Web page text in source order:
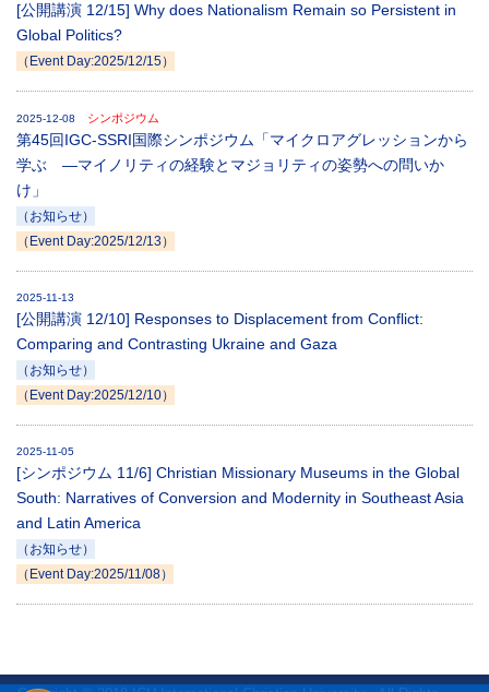
[公開講演 12/15] Why does Nationalism Remain so Persistent in
Global Politics?
（Event Day:2025/12/15）
2025-12-08 シンポジウム
第45回IGC-SSRI国際シンポジウム「マイクロアグレッションから
学ぶ ―マイノリティの経験とマジョリティの姿勢への問いか
け」
（お知らせ）
（Event Day:2025/12/13）
2025-11-13
[公開講演 12/10] Responses to Displacement from Conflict:
Comparing and Contrasting Ukraine and Gaza
（お知らせ）
（Event Day:2025/12/10）
2025-11-05
[シンポジウム 11/6] Christian Missionary Museums in the Global
South: Narratives of Conversion and Modernity in Southeast Asia
and Latin America
（お知らせ）
（Event Day:2025/11/08）